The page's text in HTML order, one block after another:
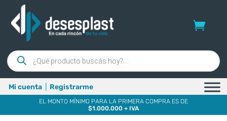
Búsqueda
de
productos
Mi cuenta Registrarme
EL MONTO MÍNIMO PARA LA PRIMERA COMPRA ES DE
$1.000.000 + IVA